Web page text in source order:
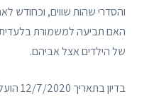
האם תביעה למשמורת
של הילדים אצל אביהם.
בדיון